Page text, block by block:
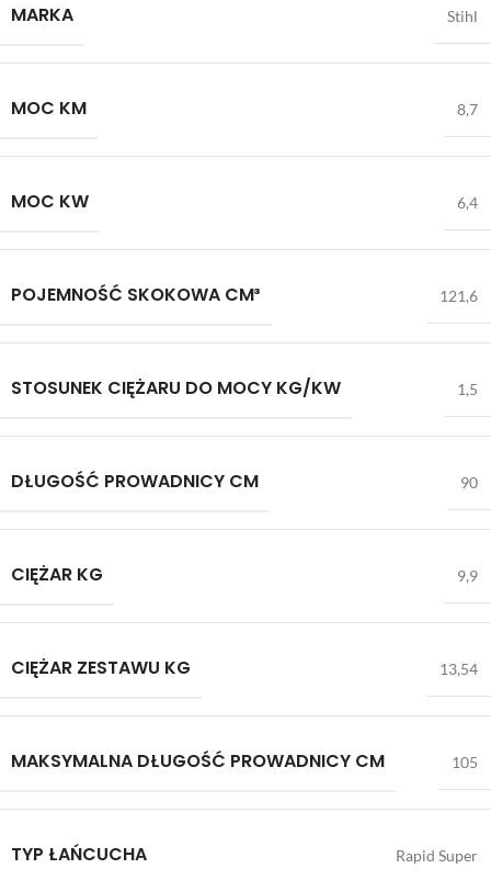
MARKA Stihl
MOC KM 8,7
MOC KW 6,4
POJEMNOŚĆ SKOKOWA CM³ 121,6
STOSUNEK CIĘŻARU DO MOCY KG/KW 1,5
DŁUGOŚĆ PROWADNICY CM 90
CIĘŻAR KG 9,9
CIĘŻAR ZESTAWU KG 13,54
MAKSYMALNA DŁUGOŚĆ PROWADNICY CM 105
TYP ŁAŃCUCHA Rapid Super